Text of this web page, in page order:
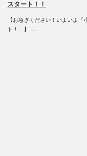
スタート！！
【お急ぎください！いよいよ
ト！！】 …